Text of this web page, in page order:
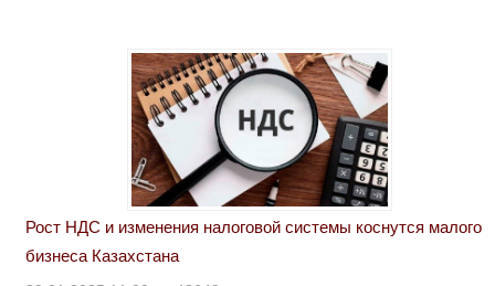
Рост НДС и изменения налоговой системы коснутся малого
бизнеса Казахстана